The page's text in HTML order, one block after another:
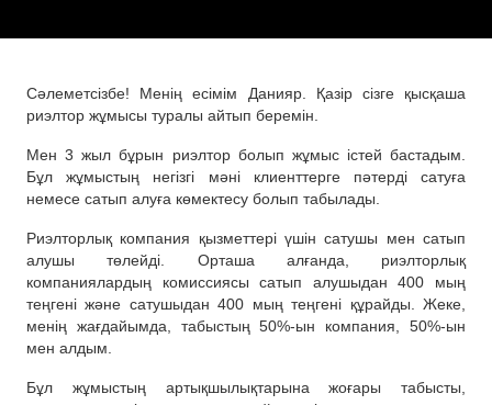
Сәлеметсізбе! Менің есімім Данияр. Қазір сізге қысқаша
риэлтор жұмысы туралы айтып беремін.
Мен 3 жыл бұрын риэлтор болып жұмыс істей бастадым.
Бұл жұмыстың негізгі мәні клиенттерге пәтерді сатуға
немесе сатып алуға көмектесу болып табылады.
Риэлторлық компания қызметтері үшін сатушы мен сатып
алушы төлейді. Орташа алғанда, риэлторлық
компаниялардың комиссиясы сатып алушыдан 400 мың
теңгені және сатушыдан 400 мың теңгені құрайды. Жеке,
менің жағдайымда, табыстың 50%-ын компания, 50%-ын
мен алдым.
Бұл жұмыстың артықшылықтарына жоғары табысты,